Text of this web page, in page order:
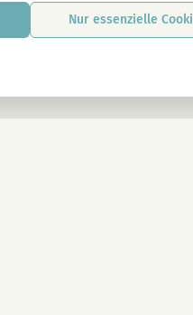
Nur essenzielle